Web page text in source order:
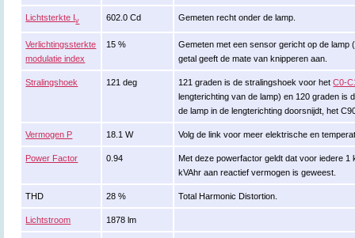
Lichtsterkte Iv 602.0 Cd Gemeten recht onder de lamp.
Verlichtingssterkte
modulatie index
15 %
Gemeten met een sensor gericht op de lamp
getal geeft de mate van knipperen aan.
Stralingshoek 121 deg 121 graden is de stralingshoek voor hetC0-
lengterichting van de lamp) en 120 graden is
de lamp in de lengterichting doorsnijdt, het
Vermogen P 18.1 W Volg de link voor meer elektrische en
Power Factor 0.94
Met deze powerfactor geldt dat voor iedere 1
kVAhr aan reactief vermogen is geweest.
THD 28 % Total Harmonic Distortion.
Lichtstroom 1878 lm